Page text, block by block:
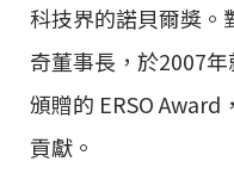
科技界的諾貝爾獎。
奇董事長，於2007
頒贈的 ERSO
貢獻。